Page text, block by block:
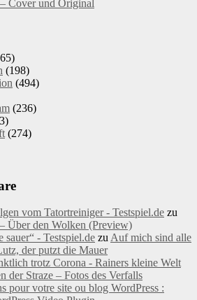
Cover und Original
(198)
(494)
(236)
(274)
vom Tatortreiniger - Testspiel.de zu
Über den Wolken (Preview)
- Testspiel.de zu Auf mich sind alle
der putzt die Mauer
trotz Corona - Rainers kleine Welt
der Straze – Fotos des Verfalls
pour votre site ou blog WordPress :